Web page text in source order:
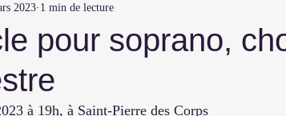
pour soprano,
2023 1 min de lecture
à 19h, à Saint-Pierre des Corps